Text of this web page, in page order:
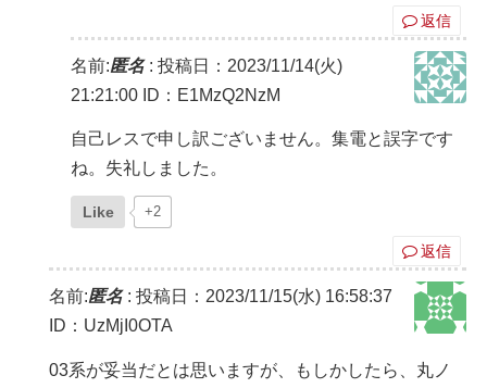
返信
名前:匿名: 投稿日：2023/11/14(火)
21:21:00 ID：E1MzQ2NzM
自己レスで申し訳ございません。集電と誤字です
ね。失礼しました。
Like +2
返信
名前:匿名: 投稿日：2023/11/15(水) 16:58:37
ID：UzMjI0OTA
03系が妥当だとは思いますが、もしかしたら、丸ノ